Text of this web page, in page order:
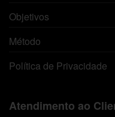
Objetivos
Método
Política de Privacidade
Atendimento ao